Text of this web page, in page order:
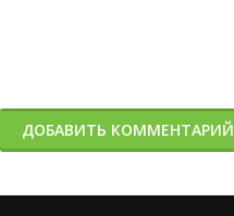
ДОБАВИТЬ КОММЕНТАРИЙ